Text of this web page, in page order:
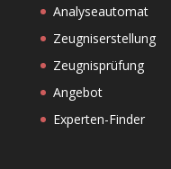
Analyseautomat
Zeugniserstellung
Zeugnisprüfung
Angebot
Experten-Finder